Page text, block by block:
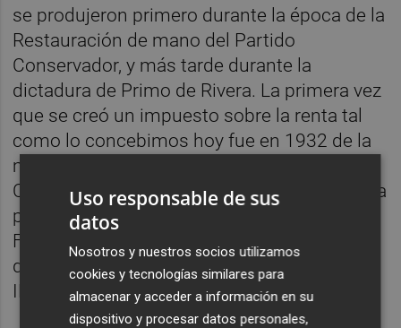
se produjeron primero durante la época de la
Restauración de mano del Partido
Conservador, y más tarde durante la
dictadura de Primo de Rivera. La primera vez
que se creó un impuesto sobre la renta tal
como lo concebimos hoy fue en 1932 de la
mano de un republicano liberal, Jaume
Carner, colocado como Ministro de Hacienda
por Manuel Azaña. Finalmente fue
Fernández Ordóñez, ministro de la UCD,
quien en 1977 sentó las bases del actual
IRPF.
Uso responsable de sus
datos
Nosotros y nuestros socios utilizamos
cookies y tecnologías similares para
almacenar y acceder a información en su
dispositivo y procesar datos personales,